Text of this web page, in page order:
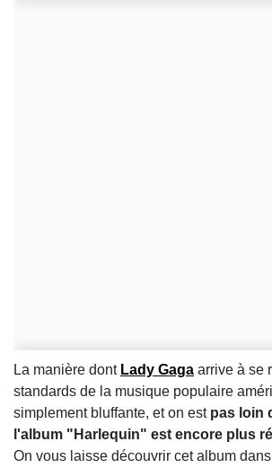
La manière dont Lady Gaga arrive à se
standards de la musique populaire
simplement bluffante, et on est pas loin
l'album "Harlequin" est encore plus
On vous laisse découvrir cet album